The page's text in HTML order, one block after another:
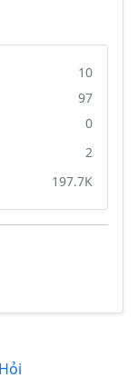
10
97
0
2
197.7K
Hỏi